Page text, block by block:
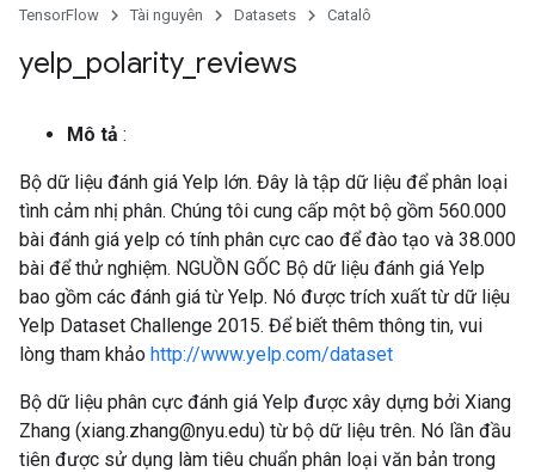
TensorFlow Tài nguyên Datasets Catalô
yelp polarity_ reviews
Mô tả :
Bộ dữ liệu đánh giá Yelp lớn. Đây là tập dữ liệu để phân loại
tình cảm nhị phân. Chúng tôi cung cấp một bộ gồm 560.000
bài đánh giá yelp có tính phân cực cao để đào tạo và 38.000
bài để thử nghiệm. NGUỒN GỐC Bộ dữ liệu đánh giá Yelp
bao gồm các đánh giá từ Yelp. Nó được trích xuất từ ​​dữ liệu
Yelp Dataset Challenge 2015. Để biết thêm thông tin, vui
lòng tham khảo http://www.yelp.com/dataset
Bộ dữ liệu phân cực đánh giá Yelp được xây dựng bởi Xiang
Zhang (xiang.zhang@nyu.edu) từ bộ dữ liệu trên. Nó lần đầu
tiên được sử dụng làm tiêu chuẩn phân loại văn bản trong